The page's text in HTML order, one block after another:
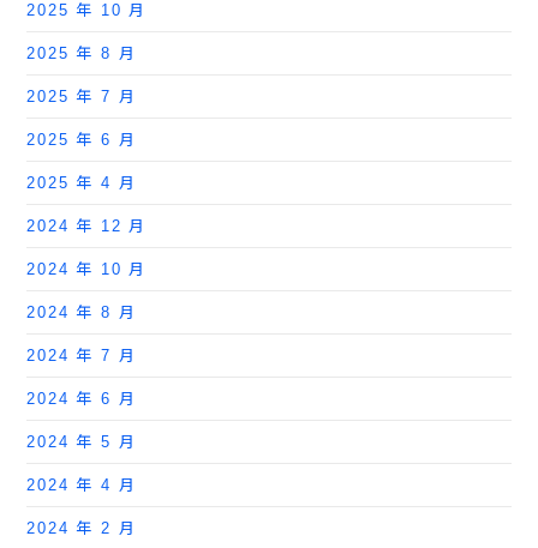
2025 年 10 月
2025 年 8 月
2025 年 7 月
2025 年 6 月
2025 年 4 月
2024 年 12 月
2024 年 10 月
2024 年 8 月
2024 年 7 月
2024 年 6 月
2024 年 5 月
2024 年 4 月
2024 年 2 月